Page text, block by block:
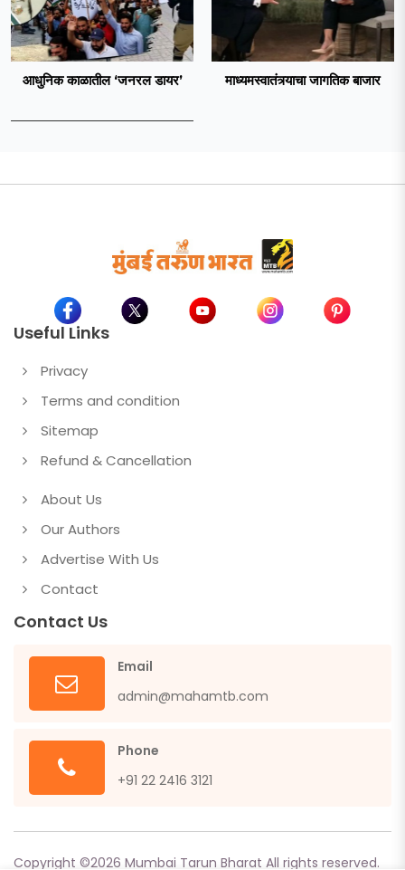
आधुनिक काळातील ‘जनरल डायर’ माध्यमस्वातंत्र्याचा जागतिक बाजार
Useful Links
Privacy
Terms and condition
Sitemap
Refund & Cancellation
About Us
Our Authors
Advertise With Us
Contact
Contact Us
Email
admin@mahamtb.com
Phone
+91 22 2416 3121
Copyright ©2026 Mumbai Tarun Bharat All rights reserved.